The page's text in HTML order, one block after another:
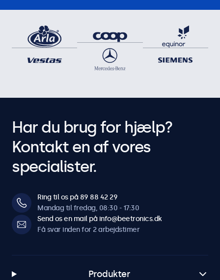
Har du brug for hjælp?
Kontakt en af vores
specialister.
Ring til os på 89 88 42 29
Mandag til fredag, 08:30 - 17:30
Send os en mail på info@beetronics.dk
Få svar inden for 2 arbejdstimer
Produkter